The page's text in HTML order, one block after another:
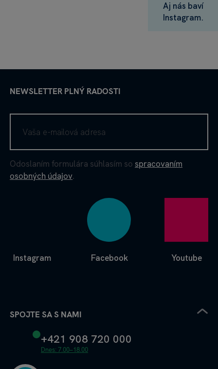
Aj nás baví
Instagram.
NEWSLETTER PLNÝ RADOSTI
Odoslaním formulára súhlasím so spracovaním
osobných údajov.
Facebook
Instagram Youtube
SPOJTE SA S NAMI
+421 908 720 000
Dnes: 7.00–18.00